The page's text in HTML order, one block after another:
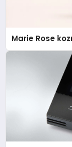
Marie Rose